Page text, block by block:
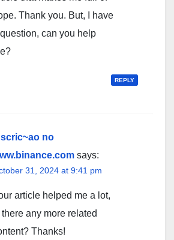
Thank you. But, I have
can you help
REPLY
no
says:
31, 2024 at 9:41 pm
article helped me a lot,
there any more related
Thanks!